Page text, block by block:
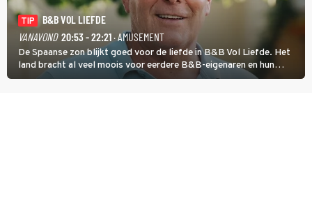
TIP
B&B VOL LIEFDE
VANAVOND 20:53 - 22:21· AMUSEMENT
De Spaanse zon blijkt goed voor de liefde in B&B Vol Liefde. Het
land bracht al veel moois voor eerdere B&B-eigenaren en hun
partners. Ook Paul runt zijn gastenverblijf in Spanje. De 62-jarige